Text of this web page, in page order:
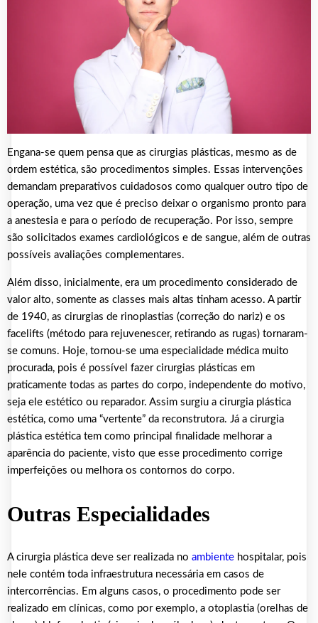
Engana-se quem pensa que as cirurgias plásticas, mesmo as de
ordem estética, são procedimentos simples. Essas intervenções
demandam preparativos cuidadosos como qualquer outro tipo de
operação, uma vez que é preciso deixar o organismo pronto para
a anestesia e para o período de recuperação. Por isso, sempre
são solicitados exames cardiológicos e de sangue, além de outras
possíveis avaliações complementares.
Além disso, inicialmente, era um procedimento considerado de
valor alto, somente as classes mais altas tinham acesso. A partir
de 1940, as cirurgias de rinoplastias (correção do nariz) e os
facelifts (método para rejuvenescer, retirando as rugas) tornaram-
se comuns. Hoje, tornou-se uma especialidade médica muito
procurada, pois é possível fazer cirurgias plásticas em
praticamente todas as partes do corpo, independente do motivo,
seja ele estético ou reparador. Assim surgiu a cirurgia plástica
estética, como uma “vertente” da reconstrutora. Já a cirurgia
plástica estética tem como principal finalidade melhorar a
aparência do paciente, visto que esse procedimento corrige
imperfeições ou melhora os contornos do corpo.
Outras Especialidades
A cirurgia plástica deve ser realizada no ambiente hospitalar, pois
nele contém toda infraestrutura necessária em casos de
intercorrências. Em alguns casos, o procedimento pode ser
realizado em clínicas, como por exemplo, a otoplastia (orelhas de